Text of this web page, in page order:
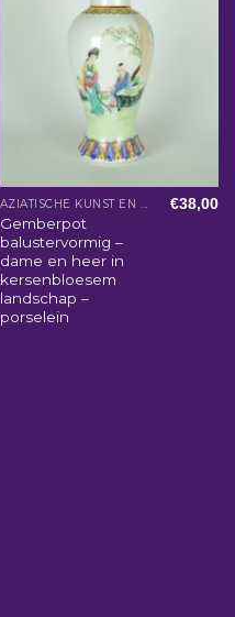
AZIATISCHE KUNST EN WOONACCESSOIRES
Gemberpot
balustervormig –
dame en heer in
kersenbloesem
landschap –
porselein
€38,00